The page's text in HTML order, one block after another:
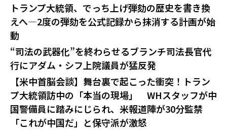
トランプ大統領、でっち上げ弾劾の歴史を書き換
えへ—2度の弾劾を公式記録から抹消する計画が始
動
“司法の武器化”を終わらせるブランチ司法長官代
行にアダム・シフ上院議員が猛反発
【米中首脳会談】舞台裏で起こった衝突！トラン
プ大統領訪中の「本当の現場」 WHスタッフが中
国警備員に踏みにじられ、米報道陣が30分監禁
「これが中国だ」と保守派が激怒